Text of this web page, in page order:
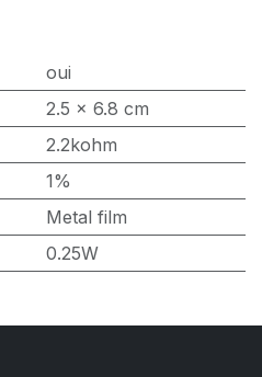
oui
2.5 x 6.8 cm
2.2kohm
1%
Metal film
0.25W